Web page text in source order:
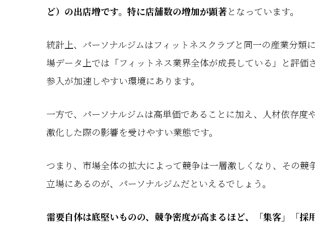
ど）の出店増です。特に店舗数の増加が顕著となっています。
統計上、パーソナルジムはフィットネスクラブと同一の産業分類
場データ上では「フィットネス業界全体が成長している」と評価
参入が加速しやすい環境にあります。
一方で、パーソナルジムは高単価であることに加え、人材依存度
激化した際の影響を受けやすい業態です。
つまり、市場全体の拡大によって競争は一層激しくなり、その競
立場にあるのが、パーソナルジムだといえるでしょう。
需要自体は底堅いものの、競争密度が高まるほど、「集客」「採